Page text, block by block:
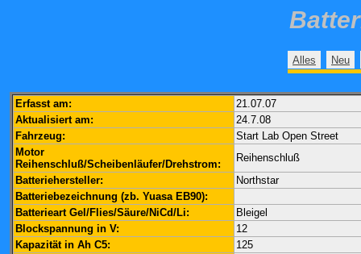
Alles Neu
Erfasst am:
21.07.07
Aktualisiert am:
24.7.08
Fahrzeug:
Start Lab Open Street
Motor
Reihenschluß/Scheibenläufer/Drehstrom:
Reihenschluß
Batteriehersteller:
Northstar
Batteriebezeichnung (zb. Yuasa EB90):
Batterieart Gel/Flies/Säure/NiCd/Li:
Bleigel
Blockspannung in V:
12
Kapazität in Ah C5:
125